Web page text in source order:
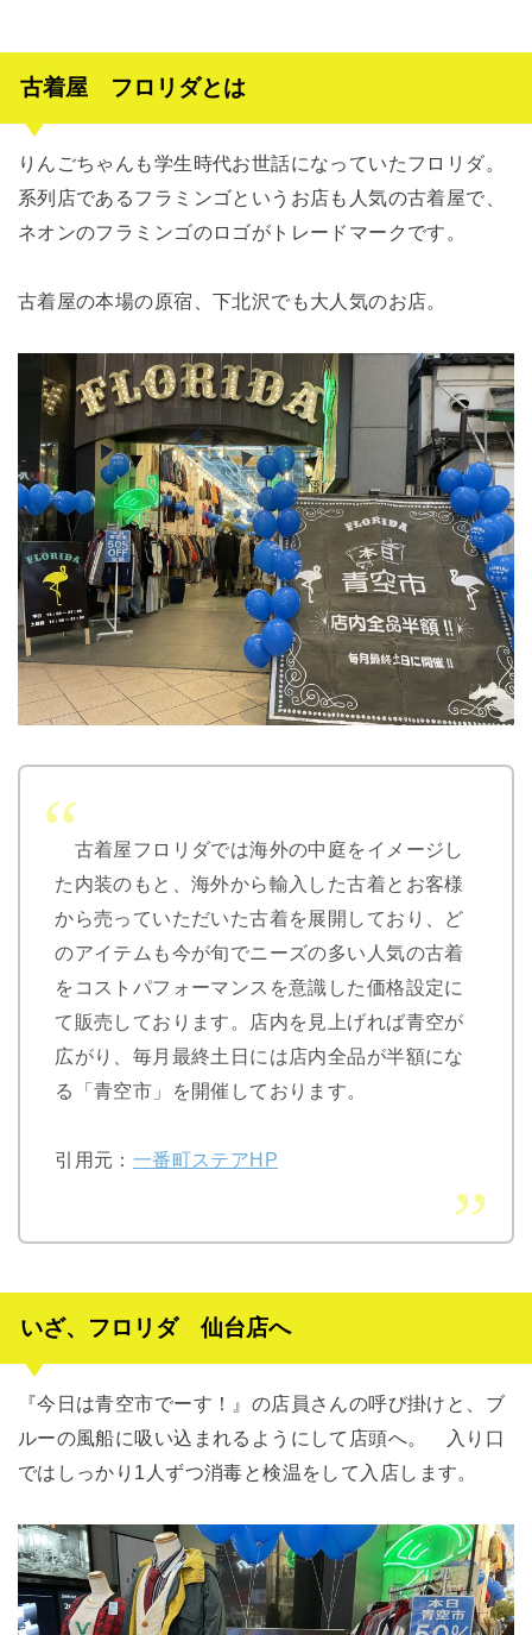
古着屋 フロリダとは
りんごちゃんも学生時代お世話になっていたフロリダ。
系列店であるフラミンゴというお店も人気の古着屋で、
ネオンのフラミンゴのロゴがトレードマークです。
古着屋の本場の原宿、下北沢でも大人気のお店。
古着屋フロリダでは海外の中庭をイメージし
た内装のもと、海外から輸入した古着とお客様
から売っていただいた古着を展開しており、ど
のアイテムも今が旬でニーズの多い人気の古着
をコストパフォーマンスを意識した価格設定に
て販売しております。店内を見上げれば⻘空が
広がり、毎月最終土日には店内全品が半額にな
る「⻘空市」を開催しております。
引用元： 一番町ステアHP
いざ、フロリダ 仙台店へ
『今日は青空市でーす！』の店員さんの呼び掛けと、ブ
ルーの風船に吸い込まれるようにして店頭へ。
入り口
ではしっかり 1 人ずつ消毒と検温をして入店します。